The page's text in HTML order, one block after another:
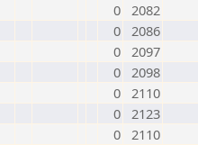
0 2082
0 2086
0 2097
0 2098
0 2110
0 2123
0 2110